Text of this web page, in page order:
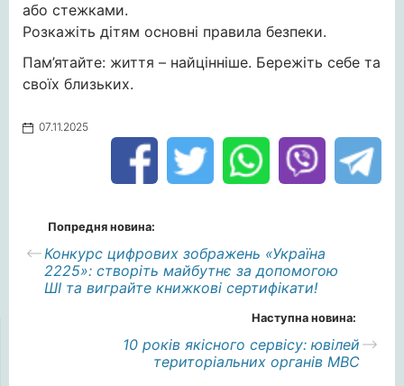
або стежками.
Розкажіть дітям основні правила безпеки.
Пам’ятайте: життя – найцінніше. Бережіть себе та
своїх близьких.
07.11.2025
Попредня новина:
Конкурс цифрових зображень «Україна
2225»: створіть майбутнє за допомогою
ШІ та виграйте книжкові сертифікати!
Наступна новина:
10 років якісного сервісу: ювілей
територіальних органів МВС